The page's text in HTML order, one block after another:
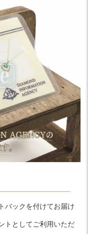
バックを付けてお届け
トとしてご利用いただ